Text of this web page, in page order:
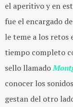
el aperitivo y en
fue el encargado
le teme a los retos
tiempo completo
sello llamado
conocer los
gestan del otro